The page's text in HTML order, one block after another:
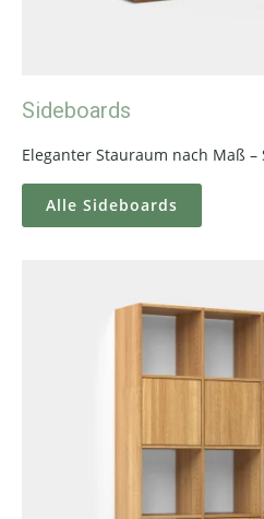
Sideboards
Eleganter Stauraum nach Maß
Alle Sideboards